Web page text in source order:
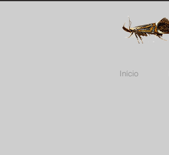
Início